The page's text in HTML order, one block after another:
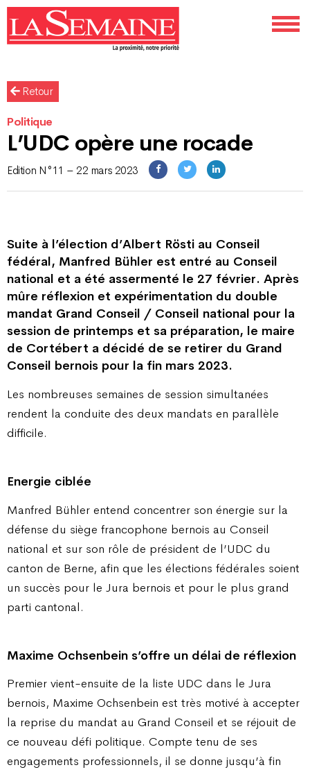
Retour
Politique
L’UDC opère une rocade
Edition N°11 – 22 mars 2023
Suite à l’élection d’Albert Rösti au Conseil
fédéral, Manfred Bühler est entré au Conseil
national et a été assermenté le 27 février. Après
mûre réflexion et expérimentation du double
mandat Grand Conseil / Conseil national pour la
session de printemps et sa préparation, le maire
de Cortébert a décidé de se retirer du Grand
Conseil bernois pour la fin mars 2023.
Les nombreuses semaines de session simultanées
rendent la conduite des deux mandats en parallèle
difficile.
Energie ciblée
Manfred Bühler entend concentrer son énergie sur la
défense du siège francophone bernois au Conseil
national et sur son rôle de président de l’UDC du
canton de Berne, afin que les élections fédérales soient
un succès pour le Jura bernois et pour le plus grand
parti cantonal.
Maxime Ochsenbein s’offre un délai de réflexion
Premier vient-ensuite de la liste UDC dans le Jura
bernois, Maxime Ochsenbein est très motivé à accepter
la reprise du mandat au Grand Conseil et se réjouit de
ce nouveau défi politique. Compte tenu de ses
engagements professionnels, il se donne jusqu’à fin